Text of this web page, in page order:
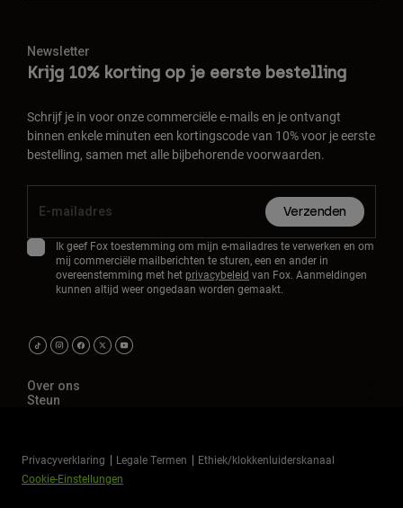
Newsletter
Krijg 10% korting op je eerste bestelling
Schrijf je in voor onze commerciële e-mails en je ontvangt
binnen enkele minuten een kortingscode van 10% voor je eerste
bestelling, samen met alle bijbehorende voorwaarden.
Verzenden
Ik geef Fox toestemming om mijn e-mailadres te verwerken en om
mij commerciële mailberichten te sturen, een en ander in
overeenstemming met het privacybeleid van Fox. Aanmeldingen
kunnen altijd weer ongedaan worden gemaakt.
Over ons
Steun
Privacyverklaring Legale Termen
Ethiek/klokkenluiderskanaal
Cookie-Einstellungen